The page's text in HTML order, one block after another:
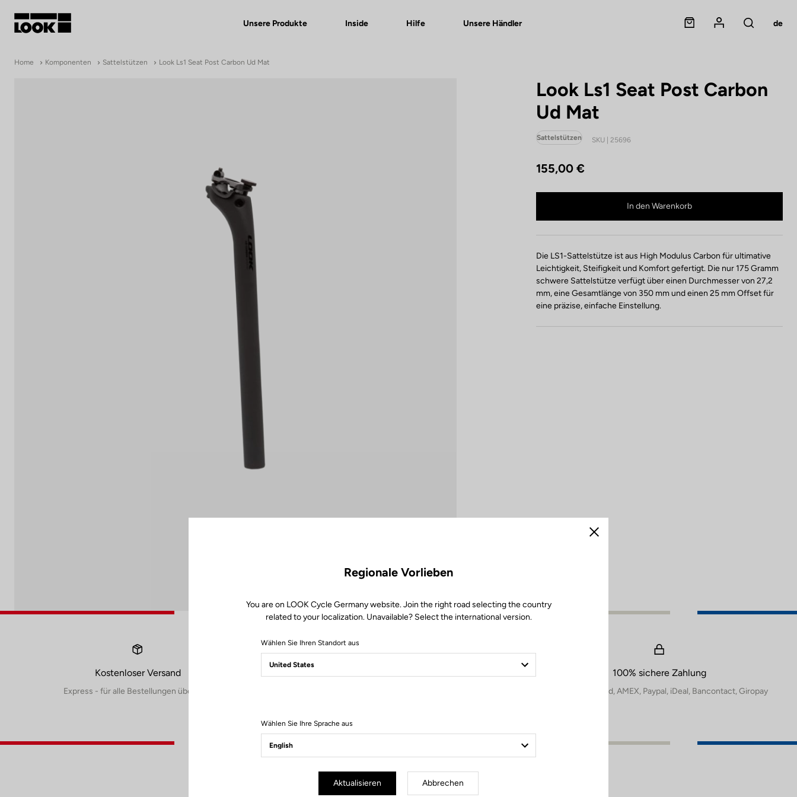
Unsere Produkte Inside Hilfe Unsere Händler Panier
Mon compte
Rechercher
de
Home Komponenten Sattelstützen Look Ls1 Seat Post Carbon Ud Mat
Look Ls1 Seat Post Carbon
Ud Mat
Sattelstützen SKU | 25696
155,00 €
In den Warenkorb
Die LS1-Sattelstütze ist aus High Modulus Carbon für ultimative
Leichtigkeit, Steifigkeit und Komfort gefertigt. Die nur 175 Gramm
schwere Sattelstütze verfügt über einen Durchmesser von 27,2
mm, eine Gesamtlänge von 350 mm und einen 25 mm Offset für
eine präzise, einfache Einstellung.
Kostenloser Versand
Express - für alle Bestellungen über 60€
100% sichere Zahlung
Visa, Mastercard, AMEX, Paypal, iDeal, Bancontact, Giropay
Schließen
Regionale Vorlieben
You are on LOOK Cycle Germany website. Join the right road selecting the country
related to your localization. Unavailable? Select the international version.
Wählen Sie Ihren Standort aus
Wählen Sie Ihre Sprache aus
Aktualisieren Abbrechen